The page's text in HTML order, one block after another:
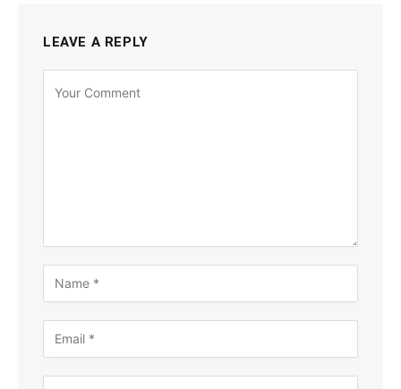
LEAVE A REPLY